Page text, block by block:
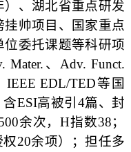
）、湖北省重点研发
帅项目、
国家重点
位委托课题等科研项
、Adv. Funct.
IEEE EDL/TED等国
ESI高被引4篇、封
余次，H指数38；
20余项）；担任多